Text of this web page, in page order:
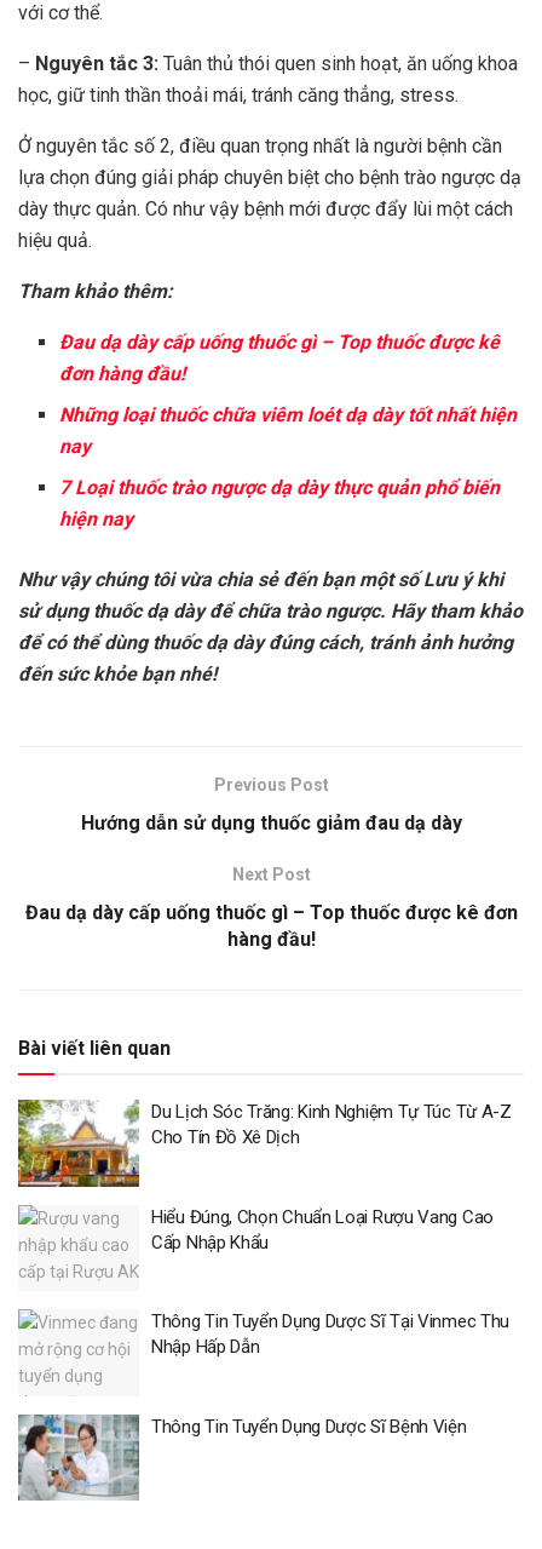
với cơ thể.
– Nguyên tắc 3: Tuân thủ thói quen sinh hoạt, ăn uống khoa
học, giữ tinh thần thoải mái, tránh căng thẳng, stress.
Ở nguyên tắc số 2, điều quan trọng nhất là người bệnh cần
lựa chọn đúng giải pháp chuyên biệt cho bệnh trào ngược dạ
dày thực quản. Có như vậy bệnh mới được đẩy lùi một cách
hiệu quả.
Tham khảo thêm:
Đau dạ dày cấp uống thuốc gì – Top thuốc được kê
đơn hàng đầu!
Những loại thuốc chữa viêm loét dạ dày tốt nhất hiện
nay
7 Loại thuốc trào ngược dạ dày thực quản phổ biến
hiện nay
Như vậy chúng tôi vừa chia sẻ đến bạn một số Lưu ý khi
sử dụng thuốc dạ dày để chữa trào ngược. Hãy tham khảo
để có thể dùng thuốc dạ dày đúng cách, tránh ảnh hưởng
đến sức khỏe bạn nhé!
Previous Post
Hướng dẫn sử dụng thuốc giảm đau dạ dày
Next Post
Đau dạ dày cấp uống thuốc gì – Top thuốc được kê đơn
hàng đầu!
Bài viết liên quan
Du Lịch Sóc Trăng: Kinh Nghiệm Tự Túc Từ A-Z
Cho Tín Đồ Xê Dịch
Hiểu Đúng, Chọn Chuẩn Loại Rượu Vang Cao
Cấp Nhập Khẩu
Thông Tin Tuyển Dụng Dược Sĩ Tại Vinmec Thu
Nhập Hấp Dẫn
Thông Tin Tuyển Dụng Dược Sĩ Bệnh Viện